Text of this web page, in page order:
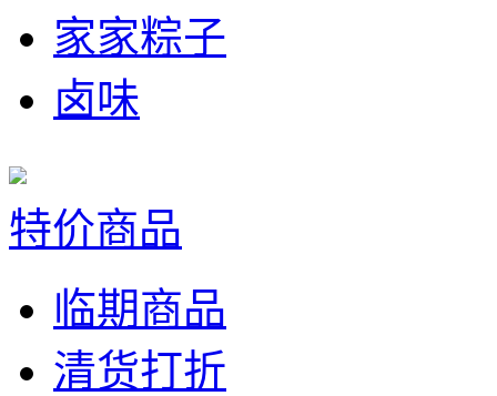
家家粽子
卤味
特价商品
临期商品
清货打折